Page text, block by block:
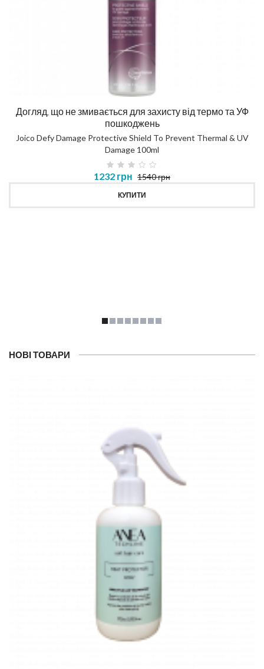
Догляд, що не змивається для захисту від термо та УФ
пошкоджень
Joico Defy Damage Protective Shield To Prevent Thermal & UV
Damage 100ml
1232 грн 1540 грн
КУПИТИ
НОВІ ТОВАРИ